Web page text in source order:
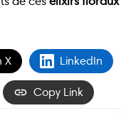
X LinkedIn
Copy Link